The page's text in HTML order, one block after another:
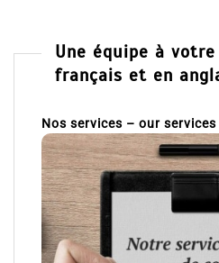
Une équipe à
français et en
Nos services – our services